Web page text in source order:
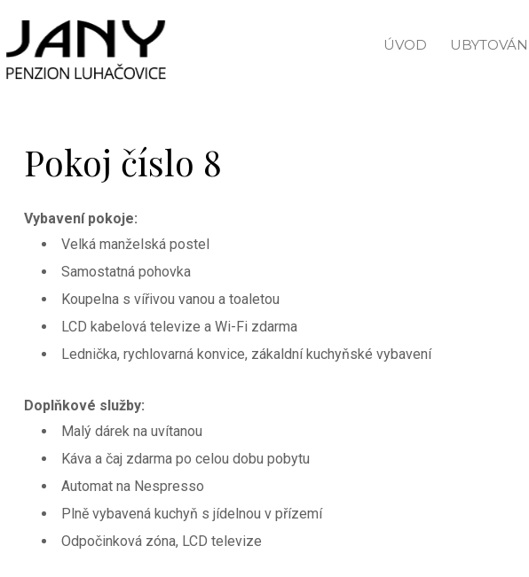
ÚVOD
Pokoj číslo 8
Vybavení pokoje:
Velká manželská postel
Samostatná pohovka
Koupelna s vířivou vanou a toaletou
LCD kabelová televize a Wi-Fi zdarma
Lednička, rychlovarná konvice, zákaldní kuchyňské vybavení
Doplňkové služby:
Malý dárek na uvítanou
Káva a čaj zdarma po celou dobu pobytu
Automat na Nespresso
Plně vybavená kuchyň s jídelnou v přízemí
Odpočinková zóna, LCD televize